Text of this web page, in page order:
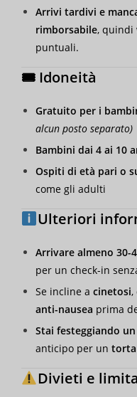
Arrivi tardivi e
rimborsabile, quindi
puntuali.
🎟 Idoneità
Gratuito per i
alcun posto separato)
Bambini dai 4 ai 10
Ospiti di età pari o
come gli adulti
Ulteriori
Arrivare almeno 30-
per un check-in
Se incline a cinetosi,
anti-nausea prima
Stai festeggiando
anticipo per un torta
Divieti e